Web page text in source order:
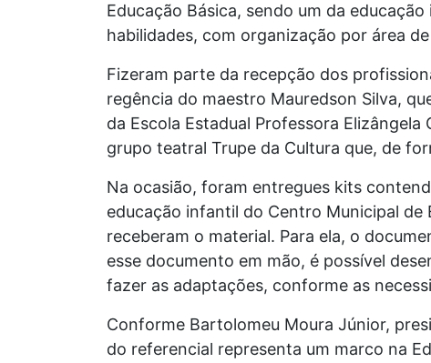
Educação Básica, sendo um da
habilidades, com organização por área
Fizeram parte da recepção dos
regência do maestro Mauredson Silva,
da Escola Estadual Professora
grupo teatral Trupe da Cultura que, de
Na ocasião, foram entregues kits
educação infantil do Centro Municipal de
receberam o material. Para ela, o
esse documento em mão, é possível
fazer as adaptações, conforme as
Conforme Bartolomeu Moura Júnior,
do referencial representa um marco na